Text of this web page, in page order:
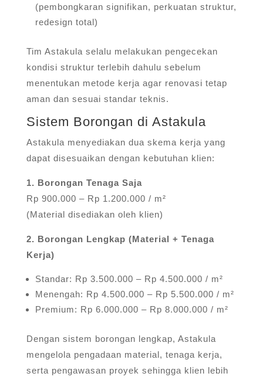
(pembongkaran signifikan, perkuatan struktur,
redesign total)
Tim Astakula selalu melakukan pengecekan
kondisi struktur terlebih dahulu sebelum
menentukan metode kerja agar renovasi tetap
aman dan sesuai standar teknis.
Sistem Borongan di Astakula
Astakula menyediakan dua skema kerja yang
dapat disesuaikan dengan kebutuhan klien:
1. Borongan Tenaga Saja
Rp 900.000 – Rp 1.200.000 / m²
(Material disediakan oleh klien)
2. Borongan Lengkap (Material + Tenaga
Kerja)
Standar: Rp 3.500.000 – Rp 4.500.000 / m²
Menengah: Rp 4.500.000 – Rp 5.500.000 / m²
Premium: Rp 6.000.000 – Rp 8.000.000 / m²
Dengan sistem borongan lengkap, Astakula
mengelola pengadaan material, tenaga kerja,
serta pengawasan proyek sehingga klien lebih